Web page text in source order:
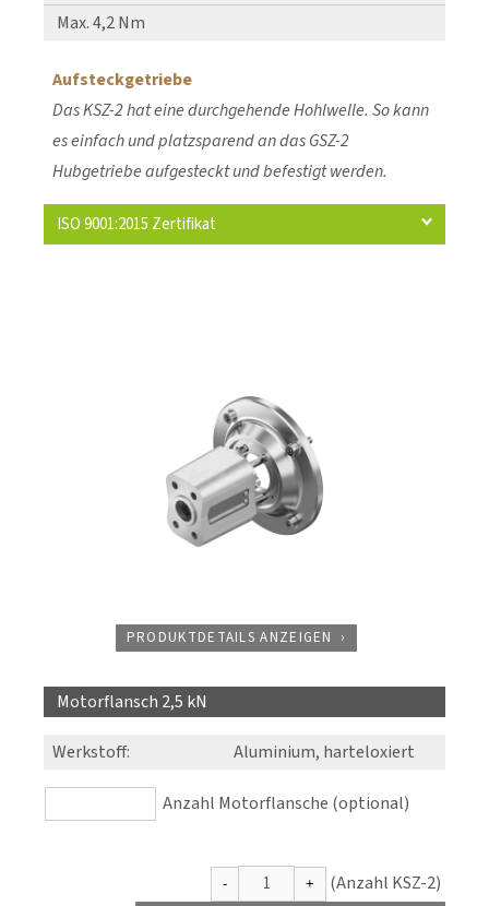
Max. 4,2 Nm
Aufsteckgetriebe
Das KSZ-2 hat eine durchgehende Hohlwelle. So kann
es einfach und platzsparend an das GSZ-2
Hubgetriebe aufgesteckt und befestigt werden.
ISO 9001:2015 Zertifikat
PRODUKTDETAILS ANZEIGEN
Motorflansch 2,5 kN
Werkstoff: Aluminium, harteloxiert
Anzahl Motorflansche (optional)